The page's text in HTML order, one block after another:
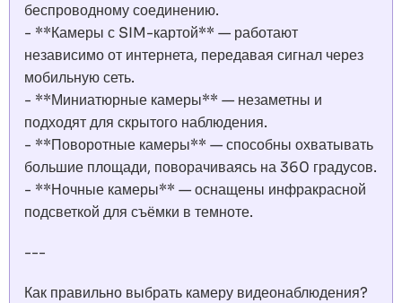
беспроводному соединению.
- **Камеры с SIM-картой** — работают
независимо от интернета, передавая сигнал через
мобильную сеть.
- **Миниатюрные камеры** — незаметны и
подходят для скрытого наблюдения.
- **Поворотные камеры** — способны охватывать
большие площади, поворачиваясь на 360 градусов.
- **Ночные камеры** — оснащены инфракрасной
подсветкой для съёмки в темноте.
---
Как правильно выбрать камеру видеонаблюдения?